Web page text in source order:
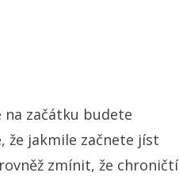
začátku budete
že jakmile začnete jíst
zmínit, že chroničtí